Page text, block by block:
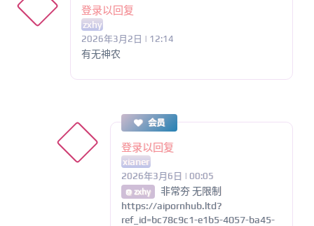
登录以回复
zxhy
2026年3月2日 | 12:14
有无神农
会员
登录以回复
xianer
2026年3月6日 | 00:05
@ zxhy
非常夯 无限制
https://aipornhub.ltd?
ref_id=bc78c9c1-e1b5-4057-ba45-